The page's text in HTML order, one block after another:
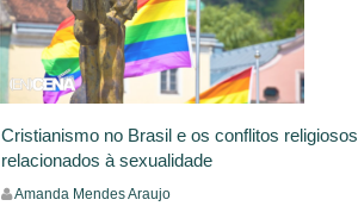
Cristianismo no Brasil e os conflitos religiosos
relacionados à sexualidade
Amanda Mendes Araujo